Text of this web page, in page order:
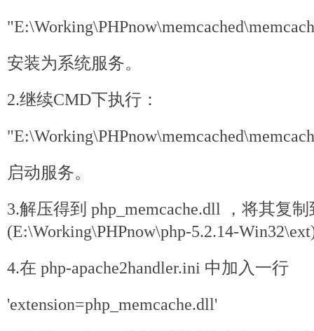
安装为系统服务。
2.继续CMD下执行：
启动服务。
3.解压得到 php_memcache.dll ，将其复
(E:\Working\PHPnow\php-5.2.14-
4.在 php-apache2handler.ini 中加入一行
'extension=php_memcache.dll'